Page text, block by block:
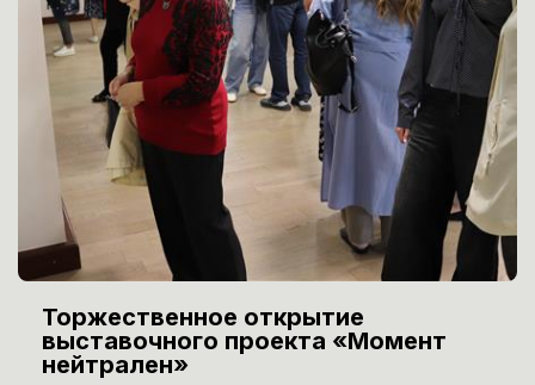
Торжественное открытие
выставочного проекта «Момент
нейтрален»